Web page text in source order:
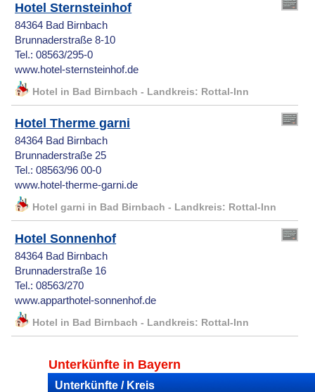
Hotel Sternsteinhof
84364 Bad Birnbach
Brunnaderstraße 8-10
Tel.: 08563/295-0
www.hotel-sternsteinhof.de
Hotel in Bad Birnbach - Landkreis: Rottal-Inn
Hotel Therme garni
84364 Bad Birnbach
Brunnaderstraße 25
Tel.: 08563/96 00-0
www.hotel-therme-garni.de
Hotel garni in Bad Birnbach - Landkreis: Rottal-Inn
Hotel Sonnenhof
84364 Bad Birnbach
Brunnaderstraße 16
Tel.: 08563/270
www.apparthotel-sonnenhof.de
Hotel in Bad Birnbach - Landkreis: Rottal-Inn
Unterkünfte in Bayern
Unterkünfte / Kreis